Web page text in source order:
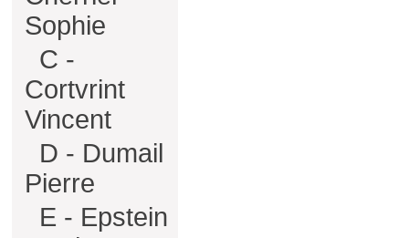
Sophie
C -
Cortvrint
Vincent
D - Dumail
Pierre
E - Epstein